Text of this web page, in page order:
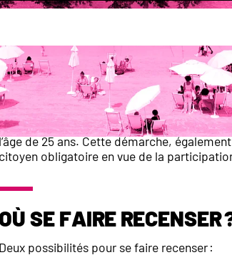
personne (garçon ou fille) de
3e mois suivant. Les Français non
de 25 ans. Cette démarche,
citoyen obligatoire en vue de la
se faire recenser
Deux possibilités pour se faire recenser :